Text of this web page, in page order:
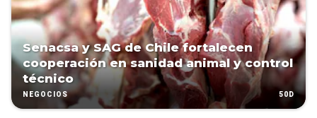
Senacsa y SAG de Chile fortalecen
cooperación en sanidad animal y control
técnico
NEGOCIOS 50D